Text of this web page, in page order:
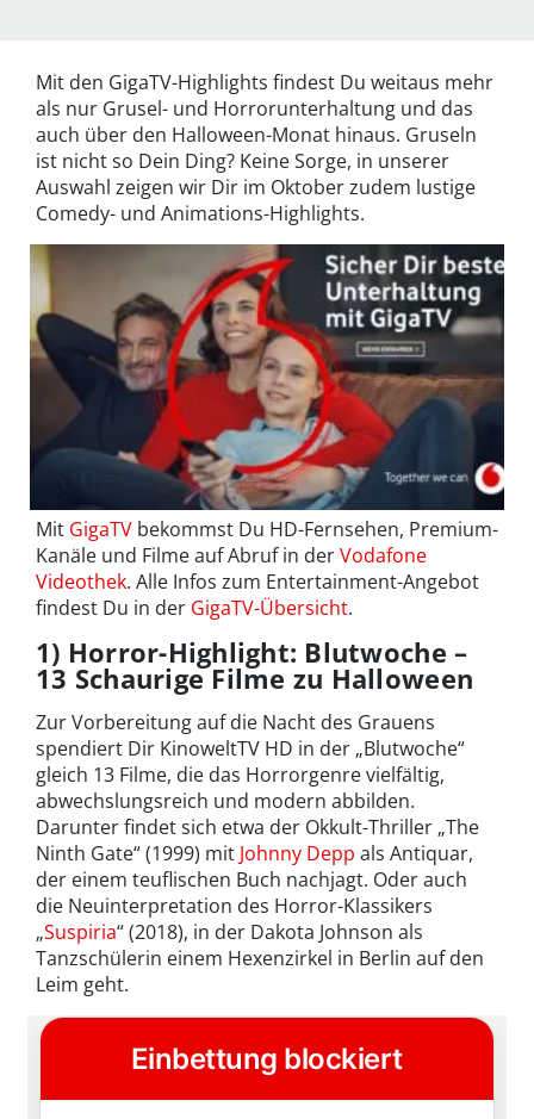
Mit den GigaTV-Highlights findest Du weitaus mehr
als nur Grusel- und Horrorunterhaltung und das
auch über den Halloween-Monat hinaus. Gruseln
ist nicht so Dein Ding? Keine Sorge, in unserer
Auswahl zeigen wir Dir im Oktober zudem lustige
Comedy- und Animations-Highlights.
Mit GigaTV bekommst Du HD-Fernsehen, Premium-
Kanäle und Filme auf Abruf in derVodafone
Videothek. Alle Infos zum Entertainment-Angebot
findest Du in der GigaTV-Übersicht.
1) Horror-Highlight: Blutwoche –
13 Schaurige Filme zu Halloween
Zur Vorbereitung auf die Nacht des Grauens
spendiert Dir KinoweltTV HD in der „Blutwoche“
gleich 13 Filme, die das Horrorgenre vielfältig,
abwechslungsreich und modern abbilden.
Darunter findet sich etwa der Okkult-Thriller „The
Ninth Gate“ (1999) mit Johnny Depp als Antiquar,
der einem teuflischen Buch nachjagt. Oder auch
die Neuinterpretation des Horror-Klassikers
„Suspiria“ (2018), in der Dakota Johnson als
Tanzschülerin einem Hexenzirkel in Berlin auf den
Leim geht.